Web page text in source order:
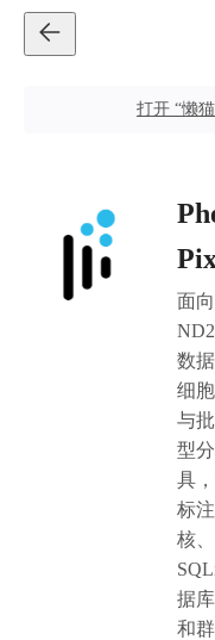
打开 “懒
面
数
细
与
型
具
标
核、
据
和